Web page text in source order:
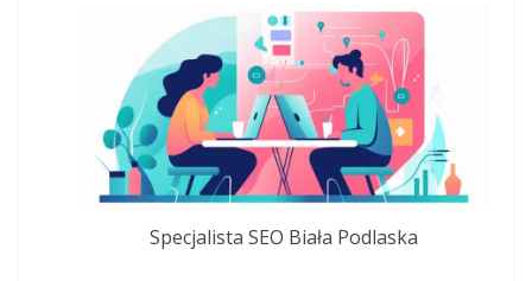
Specjalista SEO Biała Podlaska